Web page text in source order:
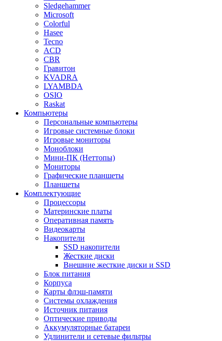
Sledgehammer
Microsoft
Colorful
Hasee
Tecno
ACD
CBR
Гравитон
KVADRA
LYAMBDA
OSIO
Raskat
Компьютеры
Персональные компьютеры
Игровые системные блоки
Игровые мониторы
Моноблоки
Мини-ПК (Неттопы)
Мониторы
Графические планшеты
Планшеты
Комплектующие
Процессоры
Материнские платы
Оперативная память
Видеокарты
Накопители
SSD накопители
Жесткие диски
Внешние жесткие диски и SSD
Блок питания
Корпуса
Карты флэш-памяти
Системы охлаждения
Источник питания
Оптические приводы
Аккумуляторные батареи
Удлинители и сетевые фильтры